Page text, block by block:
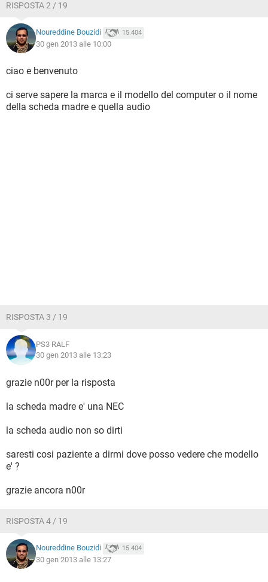
RISPOSTA 2 / 19
Noureddine Bouzidi 15.404
30 gen 2013 alle 10:00
ciao e benvenuto
ci serve sapere la marca e il modello del computer o il nome
della scheda madre e quella audio
RISPOSTA 3 / 19
PS3 RALF
30 gen 2013 alle 13:23
grazie n00r per la risposta
la scheda madre e' una NEC
la scheda audio non so dirti
saresti cosi paziente a dirmi dove posso vedere che modello
e' ?
grazie ancora n00r
RISPOSTA 4 / 19
Noureddine Bouzidi 15.404
30 gen 2013 alle 13:27